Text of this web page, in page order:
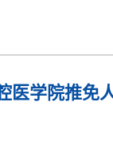
医学院推免